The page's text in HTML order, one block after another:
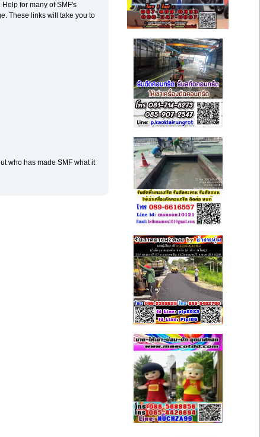
for many of SMF's
These links will take you to
who has made SMF what it